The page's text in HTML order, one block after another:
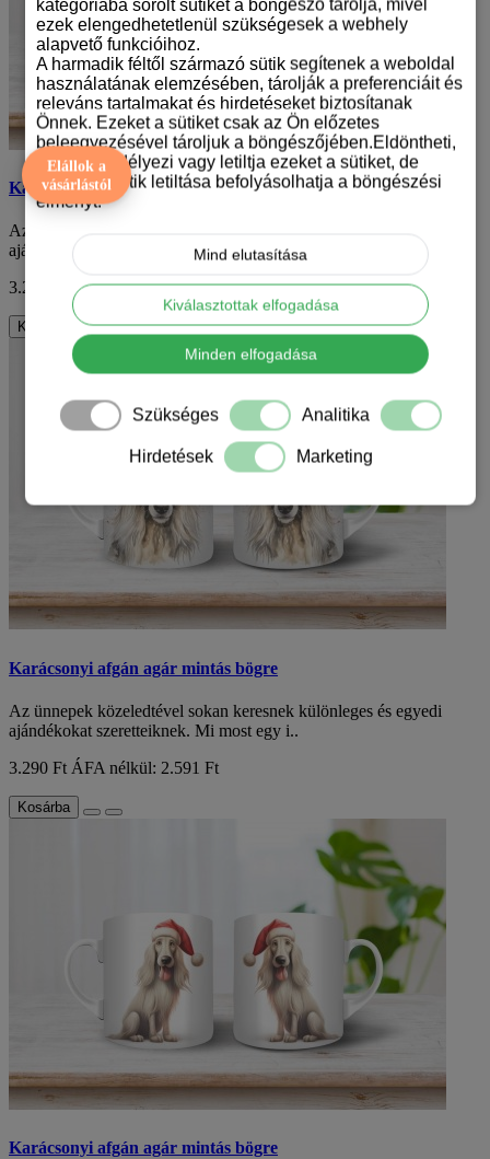
Karácsonyi afgán agár mintás bögre
Az ünnepek közeledtével sokan keresnek különleges és egyedi
ajándékokat szeretteiknek. Mi most egy i..
3.290 Ft
ÁFA nélkül: 2.591 Ft
Kosárba
Karácsonyi afgán agár mintás bögre
Az ünnepek közeledtével sokan keresnek különleges és egyedi
ajándékokat szeretteiknek. Mi most egy i..
3.290 Ft ÁFA nélkül: 2.591 Ft
Kosárba
Karácsonyi afgán agár mintás bögre
Elállok a
vásárlástól
kategóriába sorolt sütiket a böngésző tárolja, mivel
ezek elengedhetetlenül szükségesek a webhely
alapvető funkcióihoz.
A harmadik féltől származó sütik segítenek a weboldal
használatának elemzésében, tárolják a preferenciáit és
releváns tartalmakat és hirdetéseket biztosítanak
Önnek. Ezeket a sütiket csak az Ön előzetes
beleegyezésével tároljuk a böngészőjében.Eldöntheti,
hogy engedélyezi vagy letiltja ezeket a sütiket, de
bizonyos sütik letiltása befolyásolhatja a böngészési
élményt.
Mind elutasítása
Kiválasztottak elfogadása
Minden elfogadása
Szükséges Analitika
Hirdetések Marketing